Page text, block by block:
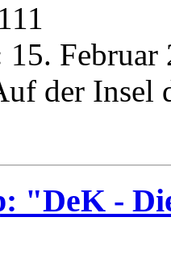
15.
der Insel
"DeK -